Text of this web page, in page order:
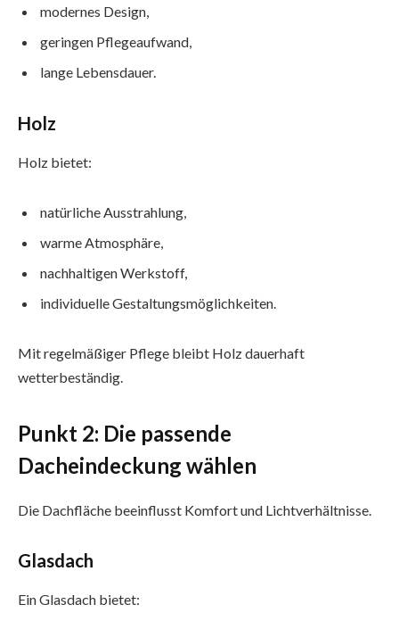
modernes Design,
geringen Pflegeaufwand,
lange Lebensdauer.
Holz
Holz bietet:
natürliche Ausstrahlung,
warme Atmosphäre,
nachhaltigen Werkstoff,
individuelle Gestaltungsmöglichkeiten.
Mit regelmäßiger Pflege bleibt Holz dauerhaft
wetterbeständig.
Punkt 2: Die passende
Dacheindeckung wählen
Die Dachfläche beeinflusst Komfort und Lichtverhältnisse.
Glasdach
Ein Glasdach bietet: